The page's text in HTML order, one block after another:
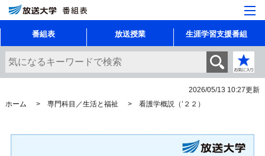
番組表 放送授業 生涯学習支援番組
2026/05/13 10:27更新
ホーム
専門科目／生活と福祉 看護学概説（’２２）